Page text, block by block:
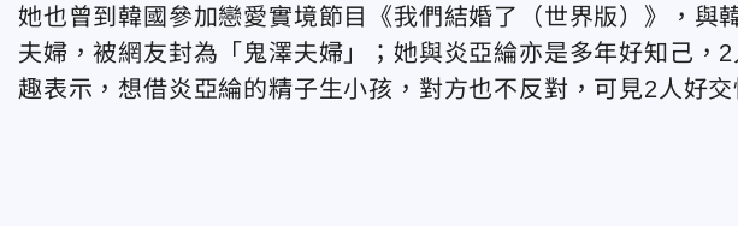
她也曾到韓國參加戀愛實境節目《我們結婚了（世界版）》，與
夫婦，被網友封為「鬼澤夫婦」；她與炎亞綸亦是多年好知己，
趣表示，想借炎亞綸的精子生小孩，對方也不反對，可見2人好交